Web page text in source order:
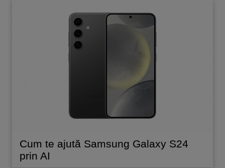
Cum te ajută Samsung Galaxy S24
prin AI